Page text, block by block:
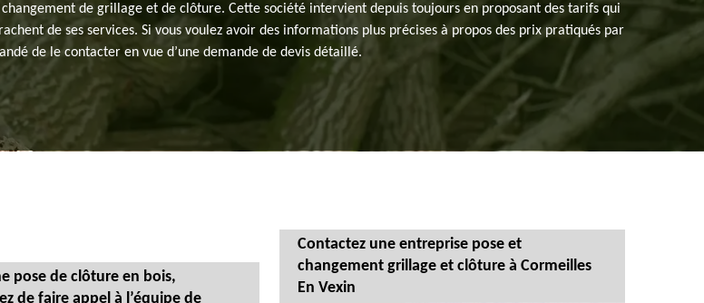
de grillage et de clôture. Cette société intervient depuis toujours en proposant des tarifs qui
de ses services. Si vous voulez avoir des informations plus précises à propos des prix pratiqués par
de le contacter en vue d’une demande de devis détaillé.
pose de clôture en bois,
de faire appel à l’équipe de
Contactez une entreprise pose et
changement grillage et clôture à Cormeilles
En Vexin